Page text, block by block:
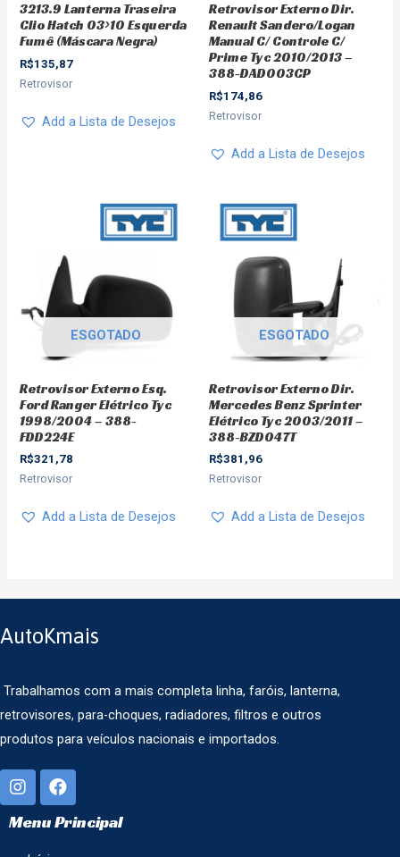
3213.9 Lanterna Traseira
Clio Hatch 03>10 Esquerda
Fumê (Máscara Negra)
R$135,87
Retrovisor
Add a Lista de Desejos
Retrovisor Externo Dir.
Renault Sandero/Logan
Manual C/ Controle C/
Prime Tyc 2010/2013 –
388-DAD003CP
R$174,86
Retrovisor
Add a Lista de Desejos
ESGOTADO
Retrovisor Externo Esq.
Ford Ranger Elétrico Tyc
1998/2004 – 388-
FDD224E
R$321,78
Retrovisor
Add a Lista de Desejos
ESGOTADO
Retrovisor Externo Dir.
Mercedes Benz Sprinter
Elétrico Tyc 2003/2011 –
388-BZD047T
R$381,96
Retrovisor
Add a Lista de Desejos
AutoKmais
Trabalhamos com a mais completa linha, faróis, lanterna,
retrovisores, para-choques, radiadores, filtros e outros
produtos para veículos nacionais e importados.
Menu Principal